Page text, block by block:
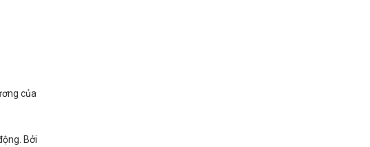
của
Bởi